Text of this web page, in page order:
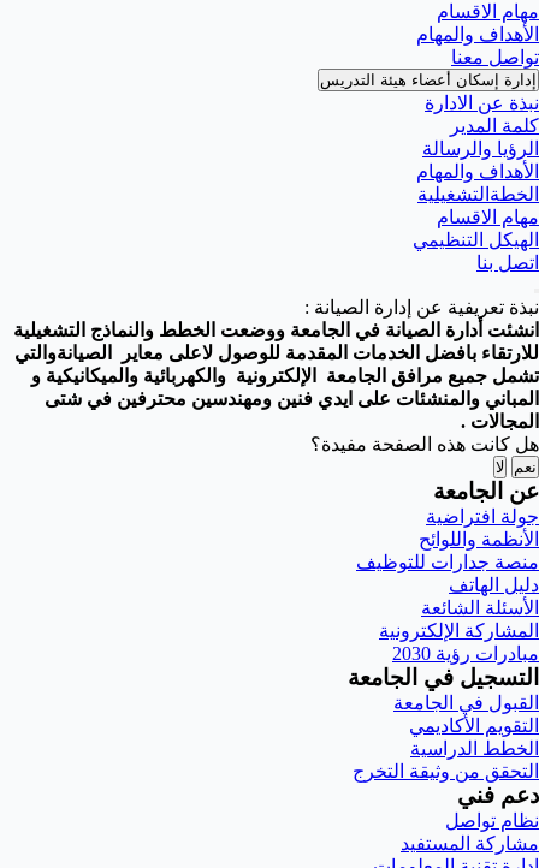
مهام الاقسام
الأهداف والمهام
تواصل معنا
إدارة إسكان أعضاء هيئة التدريس
نبذة عن الادارة
كلمة المدير
الرؤيا والرسالة
الأهداف والمهام
الخطةالتشغيلية
مهام الاقسام
الهيكل التنظيمي
اتصل بنا
نبذة تعريفية عن إدارة الصيانة :
انشئت أدارة الصيانة في الجامعة ووضعت الخطط والنماذج التشغيلية
للارتقاء بافضل الخدمات المقدمة للوصول لاعلى معاير الصيانةوالتي
تشمل جميع مرافق الجامعة الإلكترونية والكهربائية والميكانيكية و
المباني والمنشئات على ايدي فنين ومهندسين محترفين في شتى
المجالات .
هل كانت هذه الصفحة مفيدة؟
نعم لا
عن الجامعة
جولة افتراضية
الأنظمة واللوائح
منصة جدارات للتوظيف
دليل الهاتف
الأسئلة الشائعة
المشاركة الإلكترونية
مبادرات رؤية 2030
التسجيل في الجامعة
القبول في الجامعة
التقويم الأكاديمي
الخطط الدراسية
التحقق من وثيقة التخرج
دعم فني
نظام تواصل
مشاركة المستفيد